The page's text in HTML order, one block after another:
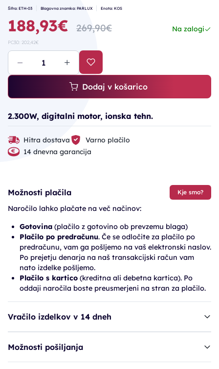
Šifra: ETH-03 Blagovna znamka: PARLUX Enota: KOS
188,93€ 269,90€ Na zalogi
PC30: 202,42€
Dodaj v košarico
2.300W, digitalni motor, ionska tehn.
Hitra dostava
Varno plačilo
14 dnevna garancija
Možnosti plačila Kje smo?
Naročilo lahko plačate na več načinov:
Gotovina (plačilo z gotovino ob prevzemu blaga)
Plačilo po predračunu. Če se odločite za plačilo po
predračunu, vam ga pošljemo na vaš elektronski naslov.
Po prejetju denarja na naš transakcijski račun vam
nato izdelke pošljemo.
Plačilo s kartico (kreditna ali debetna kartica). Po
oddaji naročila boste preusmerjeni na stran za plačilo.
Vračilo izdelkov v 14 dneh
Možnosti pošiljanja